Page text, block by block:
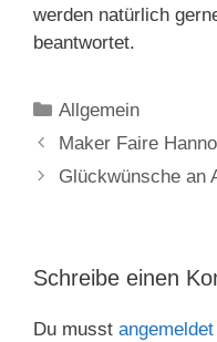
werden natürlich
beantwortet.
Kategorien
Allgemein
Maker Faire
Glückwünsche an
Schreibe einen
Du musst angemeldet